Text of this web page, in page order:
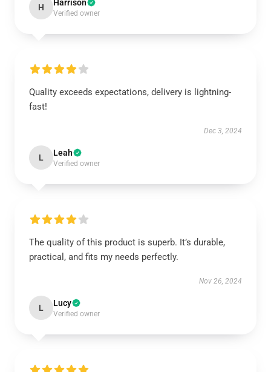
H Harrison
Verified owner
Quality exceeds expectations, delivery is lightning-
fast!
Dec 3, 2024
L Leah
Verified owner
The quality of this product is superb. It’s durable,
practical, and fits my needs perfectly.
Nov 26, 2024
L Lucy
Verified owner